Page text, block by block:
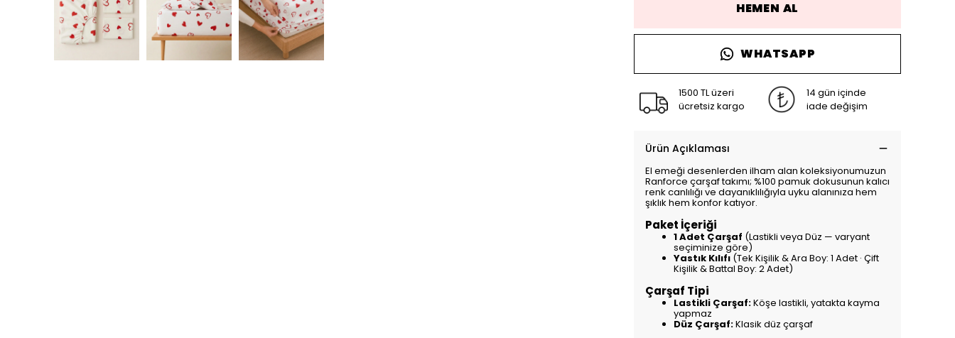
HEMEN AL
WHATSAPP
1500 TL üzeri
ücretsiz kargo
14 gün içinde
iade değişim
Ürün Açıklaması
El emeği desenlerden ilham alan koleksiyonumuzun
Ranforce çarşaf takımı; %100 pamuk dokusunun kalıcı
renk canlılığı ve dayanıklılığıyla uyku alanınıza hem
şıklık hem konfor katıyor.
Paket İçeriği
1 Adet Çarşaf (Lastikli veya Düz — varyant
seçiminize göre)
Yastık Kılıfı (Tek Kişilik & Ara Boy: 1 Adet · Çift
Kişilik & Battal Boy: 2 Adet)
Çarşaf Tipi
Lastikli Çarşaf:Köşe lastikli, yatakta kayma
yapmaz
Düz Çarşaf:Klasik düz çarşaf